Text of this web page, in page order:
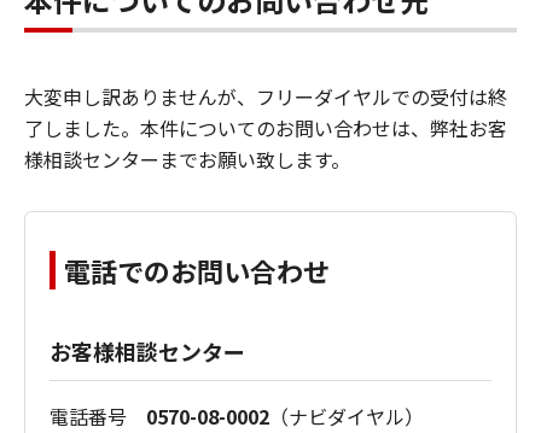
大変申し訳ありませんが、フリーダイヤルでの受付は終
了しました。本件についてのお問い合わせは、弊社お客
様相談センターまでお願い致します。
電話でのお問い合わせ
お客様相談センター
電話番号 0570-08-0002 （ナビダイヤル）